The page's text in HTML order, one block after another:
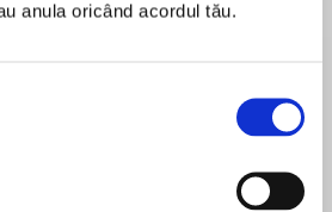
anula oricând acordul tău.
la...
Lauren Weisberger Sohn Won-pyung
de când, în trenul care îl